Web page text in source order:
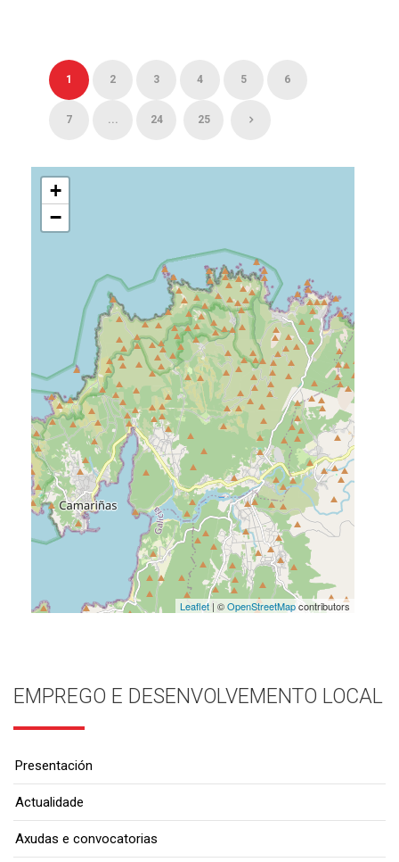
1 2 3 4 5 6
7 ... 24 25
+
−
Leaflet| ©OpenStreetMapcontributors
EMPREGO E DESENVOLVEMENTO LOCAL
Presentación
Actualidade
Axudas e convocatorias